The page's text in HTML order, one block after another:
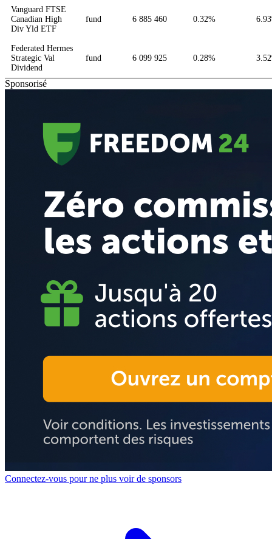
Vanguard FTSE
Canadian High
Div Yld ETF
fund 6 885 460 0.32%
Federated Hermes
Strategic Val
Dividend
fund 6 099 925 0.28%
Sponsorisé
Connectez-vous pour ne plus voir de sponsors